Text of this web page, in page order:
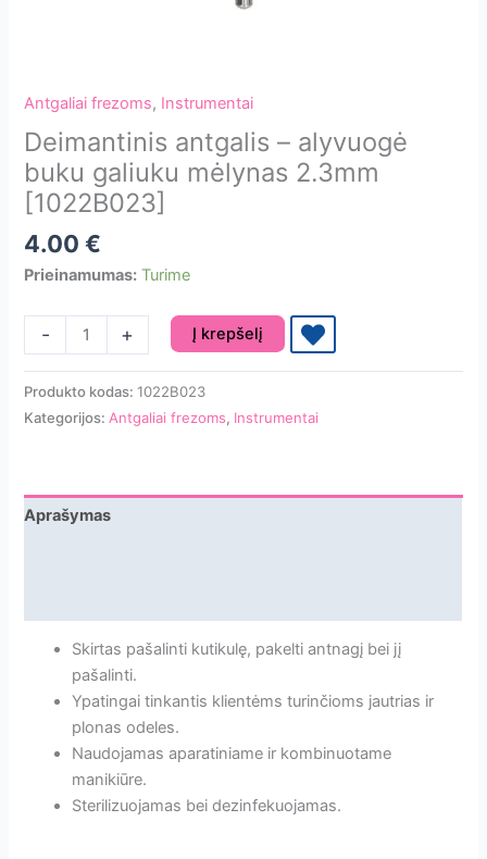
Antgaliai frezoms, Instrumentai
Deimantinis antgalis – alyvuogė
buku galiuku mėlynas 2.3mm
[1022B023]
4.00€
Prieinamumas: Turime
-
produkto
kiekis:
galiuku
+ Į krepšelį
Produkto kodas:1022B023
Kategorijos:Antgaliai frezoms, Instrumentai
Aprašymas
Skirtas pašalinti kutikulę, pakelti antnagį bei jį
pašalinti.
Ypatingai tinkantis klientėms turinčioms jautrias ir
plonas odeles.
Naudojamas aparatiniame ir kombinuotame
manikiūre.
Sterilizuojamas bei dezinfekuojamas.